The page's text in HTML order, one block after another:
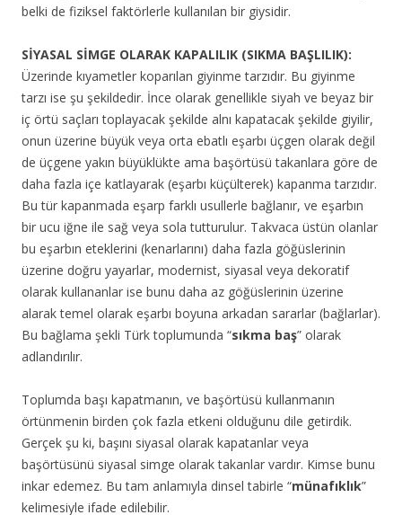
belki de fiziksel faktörlerle kullanılan bir giysidir.
SİYASAL SİMGE OLARAK KAPALILIK (SIKMA BAŞLILIK):
Üzerinde kıyametler koparılan giyinme tarzıdır. Bu giyinme
tarzı ise şu şekildedir. İnce olarak genellikle siyah ve beyaz bir
iç örtü saçları toplayacak şekilde alnı kapatacak şekilde giyilir,
onun üzerine büyük veya orta ebatlı eşarbı üçgen olarak değil
de üçgene yakın büyüklükte ama başörtüsü takanlara göre de
daha fazla içe katlayarak (eşarbı küçülterek) kapanma tarzıdır.
Bu tür kapanmada eşarp farklı usullerle bağlanır, ve eşarbın
bir ucu iğne ile sağ veya sola tutturulur. Takvaca üstün olanlar
bu eşarbın eteklerini (kenarlarını) daha fazla göğüslerinin
üzerine doğru yayarlar, modernist, siyasal veya dekoratif
olarak kullananlar ise bunu daha az göğüslerinin üzerine
alarak temel olarak eşarbı boyuna arkadan sararlar (bağlarlar).
Bu bağlama şekli Türk toplumunda “sıkma baş” olarak
adlandırılır.
Toplumda başı kapatmanın, ve başörtüsü kullanmanın
örtünmenin birden çok fazla etkeni olduğunu dile getirdik.
Gerçek şu ki, başını siyasal olarak kapatanlar veya
başörtüsünü siyasal simge olarak takanlar vardır. Kimse bunu
inkar edemez. Bu tam anlamıyla dinsel tabirle “münafıklık”
kelimesiyle ifade edilebilir.